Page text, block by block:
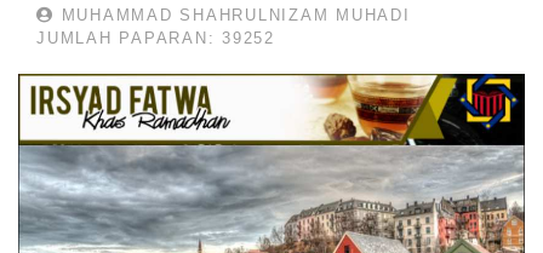
MUHAMMAD SHAHRULNIZAM MUHADI
JUMLAH PAPARAN: 39252